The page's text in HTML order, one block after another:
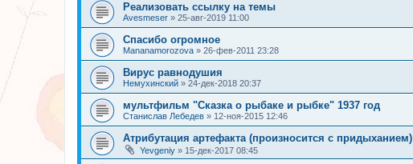
Реализовать ссылку на темы
Avesmeser » 25-авг-2019 11:00
Спасибо огромное
Mananamorozova » 26-фев-2011 23:28
Вирус равнодушия
Немухинский » 24-дек-2018 20:37
мультфильм "Сказка о рыбаке и рыбке" 1937 год
Станислав Лебедев » 12-ноя-2015 12:46
Атрибутация артефакта (произносится с придыханием)
Yevgeniy » 15-дек-2017 08:45